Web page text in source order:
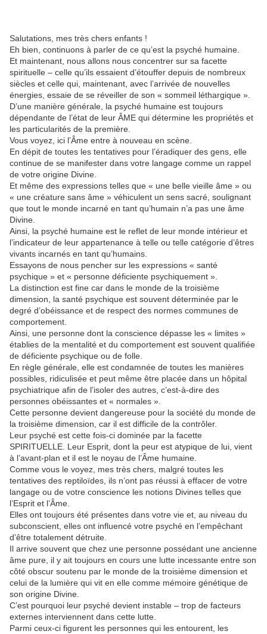
Salutations, mes très chers enfants !
Eh bien, continuons à parler de ce qu’est la psyché humaine.
Et maintenant, nous allons nous concentrer sur sa facette
spirituelle – celle qu’ils essaient d’étouffer depuis de nombreux
siècles et celle qui, maintenant, avec l’arrivée de nouvelles
énergies, essaie de se réveiller de son « sommeil léthargique ».
D’une manière générale, la psyché humaine est toujours
dépendante de l’état de leur ÂME qui détermine les propriétés et
les particularités de la première.
Vous voyez, ici l’Âme entre à nouveau en scène.
En dépit de toutes les tentatives pour l’éradiquer des gens, elle
continue de se manifester dans votre langage comme un rappel
de votre origine Divine.
Et même des expressions telles que « une belle vieille âme » ou
« une créature sans âme » véhiculent un sens sacré, soulignant
que tout le monde incarné en tant qu’humain n’a pas une âme
Divine.
Ainsi, la psyché humaine est le reflet de leur monde intérieur et
l’indicateur de leur appartenance à telle ou telle catégorie d’êtres
vivants incarnés en tant qu’humains.
Essayons de nous pencher sur les expressions « santé
psychique » et « personne déficiente psychiquement ».
La distinction est fine car dans le monde de la troisième
dimension, la santé psychique est souvent déterminée par le
degré d’obéissance et de respect des normes communes de
comportement.
Ainsi, une personne dont la conscience dépasse les « limites »
établies de la mentalité et du comportement est souvent qualifiée
de déficiente psychique ou de folle.
En règle générale, elle est condamnée de toutes les manières
possibles, ridiculisée et peut même être placée dans un hôpital
psychiatrique afin de l’isoler des autres, c’est-à-dire des
personnes obéissantes et « normales ».
Cette personne devient dangereuse pour la société du monde de
la troisième dimension, car il est difficile de la contrôler.
Leur psyché est cette fois-ci dominée par la facette
SPIRITUELLE. Leur Esprit, dont la peur est atypique de lui, vient
à l’avant-plan et il est le noyau de l’Âme humaine.
Comme vous le voyez, mes très chers, malgré toutes les
tentatives des reptiloïdes, ils n’ont pas réussi à effacer de votre
langage ou de votre conscience les notions Divines telles que
l’Esprit et l’Âme.
Elles ont toujours été présentes dans votre vie et, au niveau du
subconscient, elles ont influencé votre psyché en l’empêchant
d’être totalement détruite.
Il arrive souvent que chez une personne possédant une ancienne
âme pure, il y ait toujours en cours une lutte incessante entre son
côté obscur soutenu par le monde de la troisième dimension et
celui de la lumière qui vit en elle comme mémoire génétique de
son origine Divine.
C’est pourquoi leur psyché devient instable – trop de facteurs
externes interviennent dans cette lutte.
Parmi ceux-ci figurent les personnes qui les entourent, les